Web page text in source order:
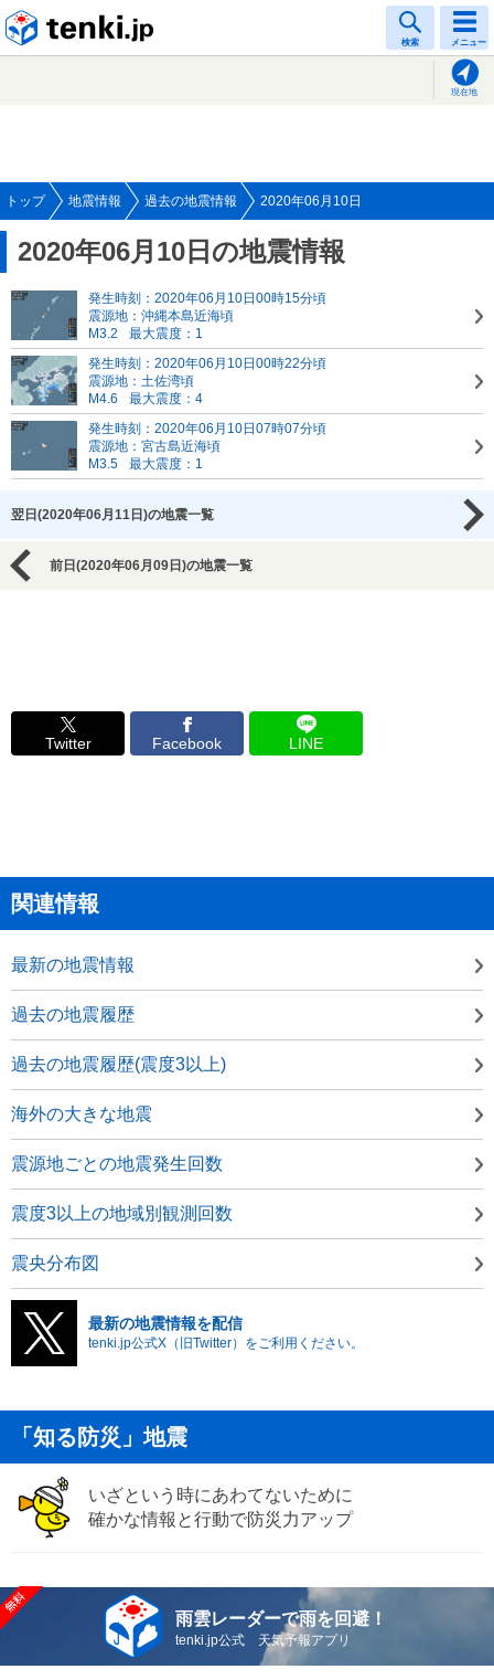
検索 メニュー
現在地
トップ 地震情報 過去の地震情報 2020年06月10日
2020年06月10日の地震情報
発生時刻：2020年06月10日00時15分頃
震源地：沖縄本島近海頃
M3.2
最大震度：1
発生時刻：2020年06月10日00時22分頃
震源地：土佐湾頃
M4.6
最大震度：4
発生時刻：2020年06月10日07時07分頃
震源地：宮古島近海頃
M3.5
最大震度：1
翌日(2020年06月11日)の地震一覧
前日(2020年06月09日)の地震一覧
Twitter Facebook LINE
関連情報
最新の地震情報
過去の地震履歴
過去の地震履歴(震度3以上)
海外の大きな地震
震源地ごとの地震発生回数
震度3以上の地域別観測回数
震央分布図
最新の地震情報を配信
tenki.jp公式X（旧Twitter）をご利用ください。
「知る防災」地震
いざという時にあわてないために
確かな情報と行動で防災力アップ
雨雲レーダーで雨を回避！
tenki.jp公式 天気予報アプリ